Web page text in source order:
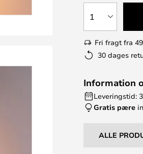
1
Fri fragt fra
30 dages
Information
Leveringstid:
Gratis pære
ALLE